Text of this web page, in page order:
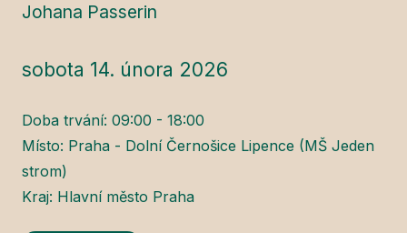
Johana Passerin
sobota 14. února 2026
Doba trvání: 09:00 - 18:00
Místo: Praha - Dolní Černošice Lipence (MŠ Jeden
strom)
Kraj: Hlavní město Praha